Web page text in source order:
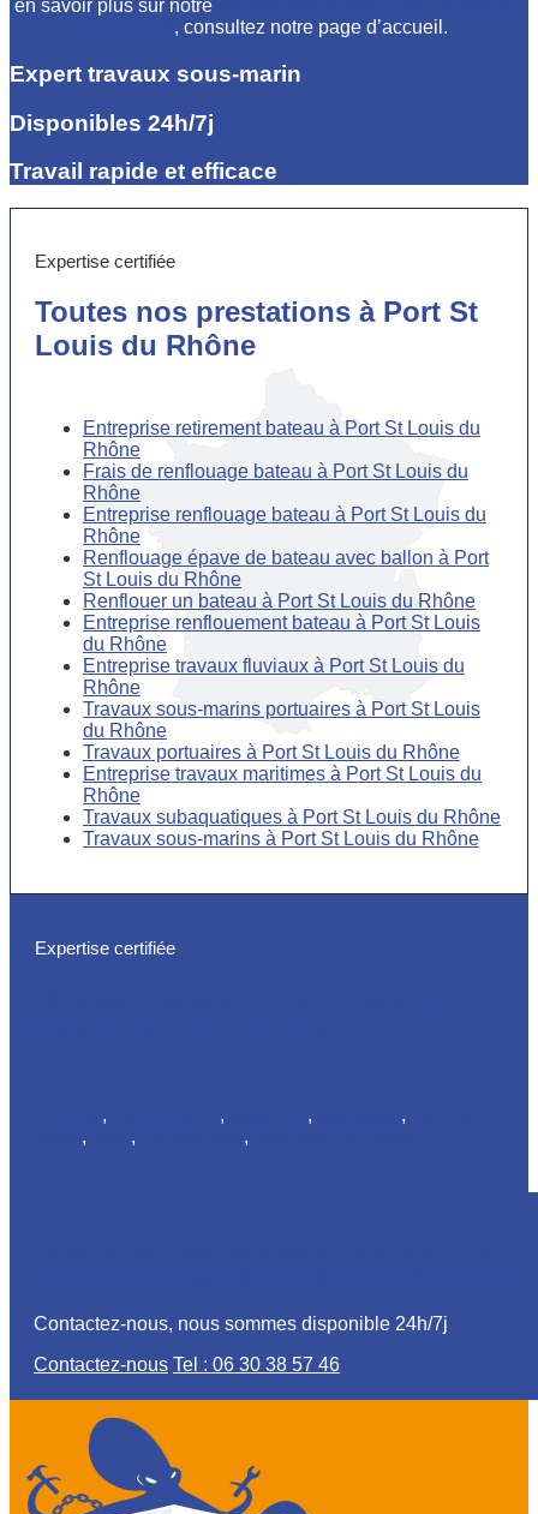
en savoir plus sur notre
, consultez notre page d’accueil.
Expert travaux sous-marin
Disponibles 24h/7j
Travail rapide et efficace
Expertise certifiée
Toutes nos prestations à Port St
Louis du Rhône
Entreprise retirement bateau à Port St Louis du
Rhône
Frais de renflouage bateau à Port St Louis du
Rhône
Entreprise renflouage bateau à Port St Louis du
Rhône
Renflouage épave de bateau avec ballon à Port
St Louis du Rhône
Renflouer un bateau à Port St Louis du Rhône
Entreprise renflouement bateau à Port St Louis
du Rhône
Entreprise travaux fluviaux à Port St Louis du
Rhône
Travaux sous-marins portuaires à Port St Louis
du Rhône
Travaux portuaires à Port St Louis du Rhône
Entreprise travaux maritimes à Port St Louis du
Rhône
Travaux subaquatiques à Port St Louis du Rhône
Travaux sous-marins à Port St Louis du Rhône
Expertise certifiée
, , , ,
, , ,
Contactez-nous, nous sommes disponible 24h/7j
Contactez-nous Tel : 06 30 38 57 46